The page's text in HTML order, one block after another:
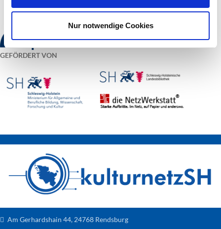
Nur notwendige Cookies
GEFÖRDERT VON
Am Gerhardshain 44, 24768 Rendsburg